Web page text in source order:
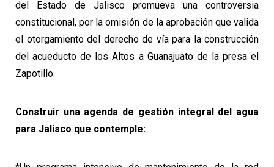
del Estado de Jalisco promueva una controversia
constitucional, por la omisión de la aprobación que valida
el otorgamiento del derecho de vía para la construcción
del acueducto de los Altos a Guanajuato de la presa el
Zapotillo.
Construir una agenda de gestión integral del agua
para Jalisco que contemple: